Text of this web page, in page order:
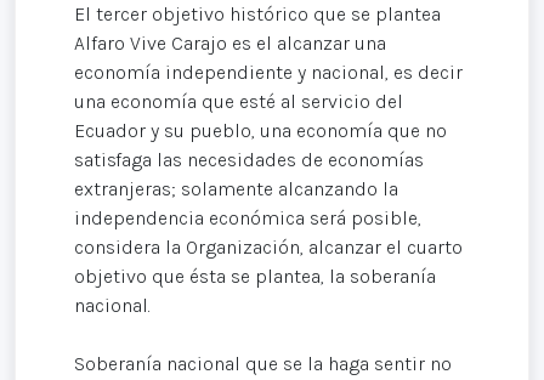
El tercer objetivo histórico que se plantea
Alfaro Vive Carajo es el alcanzar una
economía independiente y nacional, es decir
una economía que esté al servicio del
Ecuador y su pueblo, una economía que no
satisfaga las necesidades de economías
extranjeras; solamente alcanzando la
independencia económica será posible,
considera la Organización, alcanzar el cuarto
objetivo que ésta se plantea, la soberanía
nacional.
Soberanía nacional que se la haga sentir no